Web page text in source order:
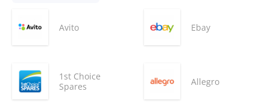
Avito Ebay
1st Choice
Spares
Allegro